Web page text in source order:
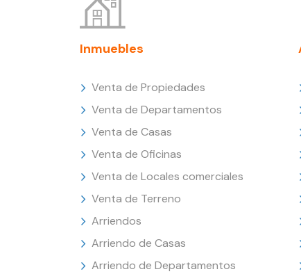
Inmuebles
Venta de Propiedades
Venta de Departamentos
Venta de Casas
Venta de Oficinas
Venta de Locales comerciales
Venta de Terreno
Arriendos
Arriendo de Casas
Arriendo de Departamentos